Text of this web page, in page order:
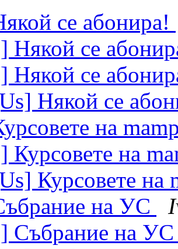
се абонира!
Някой се
Някой се
Някой се
на
Курсовете на
Курсовете на
на УС
Събрание на